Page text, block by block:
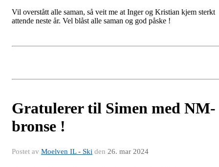
Vil overstått alle saman, så veit me at Inger og Kristian kjem sterkt
attende neste år. Vel blåst alle saman og god påske !
Gratulerer til Simen med NM-
bronse !
Postet av Moelven IL - Ski den 26. mar 2024